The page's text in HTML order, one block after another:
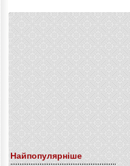
Найпопулярніше